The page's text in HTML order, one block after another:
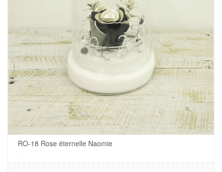
RO-18 Rose éternelle Naomie
.